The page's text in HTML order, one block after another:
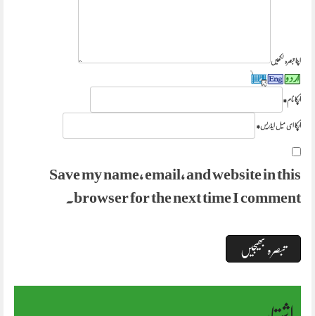
اپنا تبصرہ لکھیں
آپکا نام*
آپکا ای میل ایڈریس*
Save my name, email, and website in this
browser for the next time I comment.